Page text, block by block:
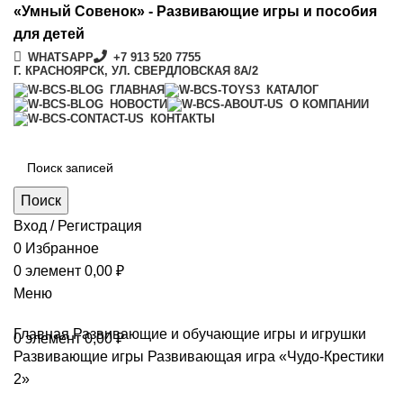
«Умный Совенок» - Развивающие игры и пособия
для детей
WHATSAPP
+7 913 520 7755
Г. КРАСНОЯРСК, УЛ. СВЕРДЛОВСКАЯ 8А/2
ГЛАВНАЯ
КАТАЛОГ
НОВОСТИ
О КОМПАНИИ
КОНТАКТЫ
Поиск
Вход / Регистрация
0 Избранное
0 элемент 0,00 ₽
Меню
0элемент 0,00₽
ГлавнаяРазвивающие и обучающие игры и игрушки
Развивающие игры Развивающая игра «Чудо-Крестики
2»